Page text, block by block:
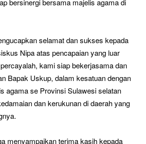
bersinergi bersama majelis agama di
selamat dan sukses kepada
Nipa atas pencapaian yang luar
kami siap bekerjasama dan
Bapak Uskup, dalam kesatuan dengan
agama se Provinsi Sulawesi selatan
dan kerukunan di daerah yang
menyampaikan terima kasih kepada